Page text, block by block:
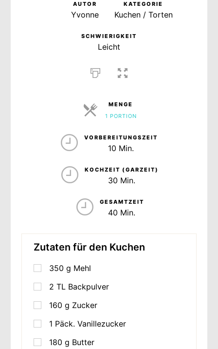
AUTOR
Yvonne
KATEGORIE
Kuchen / Torten
SCHWIERIGKEIT
Leicht
MENGE
1 PORTION
VORBEREITUNGSZEIT
10 Min.
KOCHZEIT (GARZEIT)
30 Min.
GESAMTZEIT
40 Min.
Zutaten für den Kuchen
350 g Mehl
2 TL Backpulver
160 g Zucker
1 Päck. Vanillezucker
180 g Butter